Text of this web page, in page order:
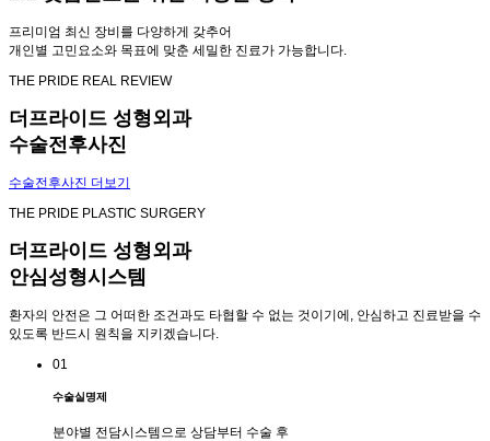
프리미엄 최신 장비를 다양하게 갖추어
개인별 고민요소와 목표에 맞춘 세밀한 진료가 가능합니다.
THE PRIDE REAL REVIEW
더프라이드 성형외과
수술전후사진
수술전후사진 더보기
THE PRIDE PLASTIC SURGERY
더프라이드 성형외과
안심성형시스템
환자의 안전은 그 어떠한 조건과도 타협할 수 없는 것이기에, 안심하고 진료받을 수
있도록 반드시 원칙을 지키겠습니다.
01
수술실명제
분야별 전담시스템으로 상담부터 수술 후